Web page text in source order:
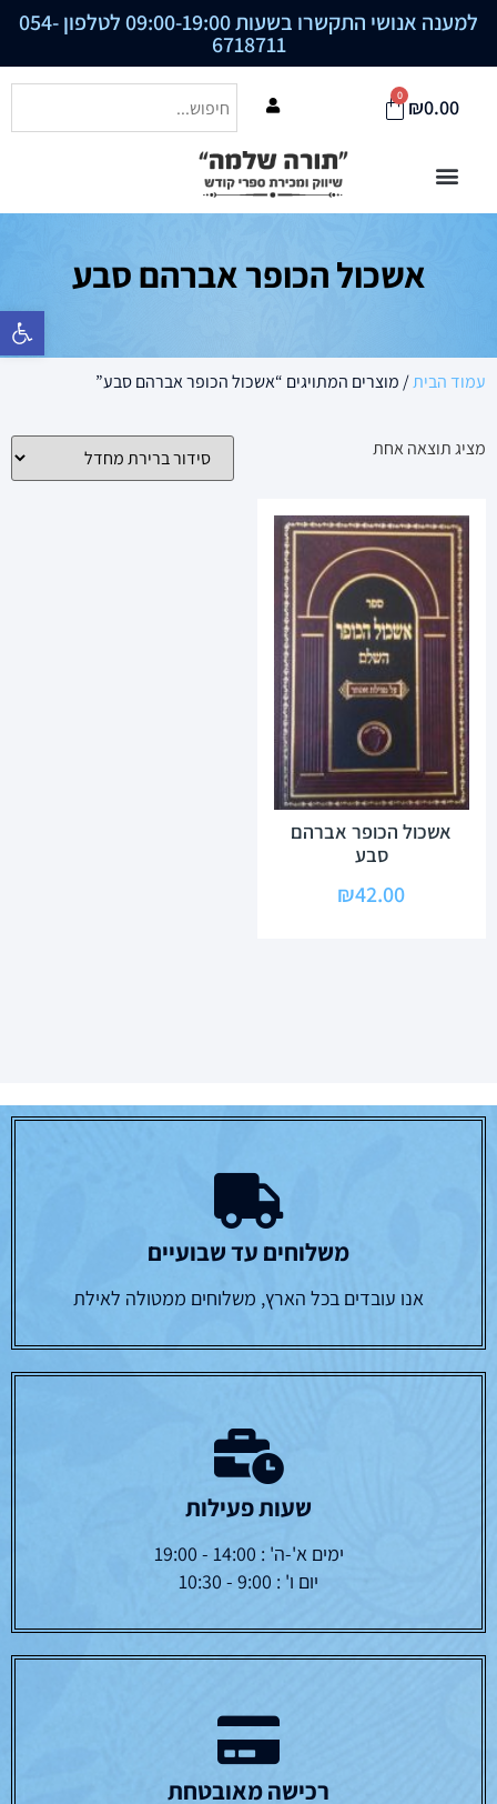
פתח סרגל
למענה אנושי התקשרו בשעות 09:00-19:00 לטלפון 054-
6718711
₪0.00
0
אשכול הכופר אברהם סבע
עמוד הבית/ מוצרים המתויגים “אשכול הכופר אברהם סבע”
מציג תוצאה אחת
אשכול הכופר אברהם
סבע
₪42.00
משלוחים עד שבועיים
אנו עובדים בכל הארץ, משלוחים ממטולה לאילת
שעות פעילות
ימים א'-ה' : 14:00 - 19:00
יום ו' : 9:00 - 10:30
רכישה מאובטחת